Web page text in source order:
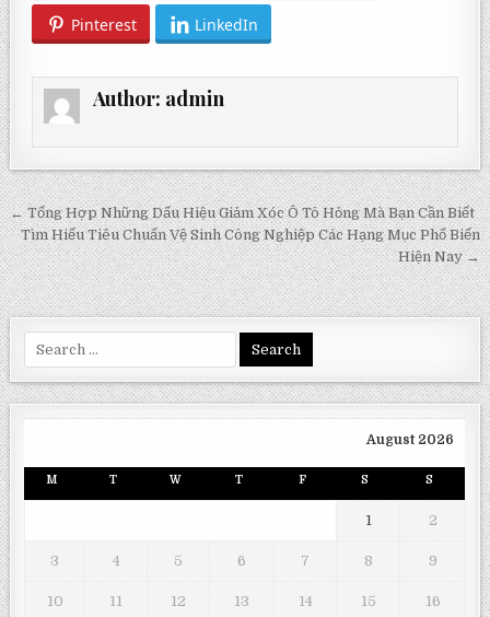
Pinterest LinkedIn
Author: admin
Post
navigation
← Tổng Hợp Những Dấu Hiệu Giảm Xóc Ô Tô Hỏng Mà Bạn Cần Biết
Tìm Hiểu Tiêu Chuẩn Vệ Sinh Công Nghiệp Các Hạng Mục Phổ Biến
Hiện Nay →
August 2026
M T W T F S S
1 2
3 4 5 6 7 8 9
10 11 12 13 14 15 16